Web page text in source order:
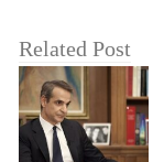
Related Post